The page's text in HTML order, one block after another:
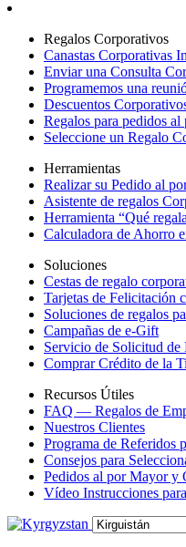
Regalos Corporativos
Canastas Corporativas
Enviar una Consulta
Programemos una
Descuentos
Regalos para pedidos al
Seleccione un Regalo
Herramientas
Realizar su Pedido al
Asistente de regalos
Herramienta “Qué
Calculadora de Ahorro
Soluciones
Cestas de regalo
Tarjetas de Felicitación
Soluciones de regalos
Campañas de e-Gift
Servicio de Solicitud de
Comprar Crédito de la
Recursos Útiles
FAQ — Regalos de
Nuestros Clientes
Programa de Referidos
Consejos para
Pedidos al por Mayor y
Vídeo Instrucciones